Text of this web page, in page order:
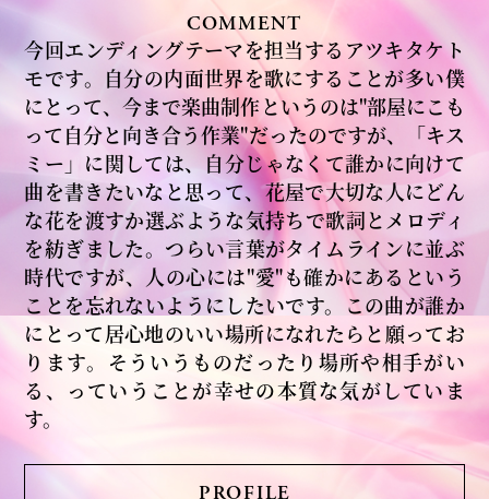
COMMENT
今回エンディングテーマを担当するアツキタケト
モです。自分の内面世界を歌にすることが多い僕
にとって、今まで楽曲制作というのは"部屋にこも
って自分と向き合う作業"だったのですが、「キス
ミー」に関しては、自分じゃなくて誰かに向けて
曲を書きたいなと思って、花屋で大切な人にどん
な花を渡すか選ぶような気持ちで歌詞とメロディ
を紡ぎました。つらい言葉がタイムラインに並ぶ
時代ですが、人の心には"愛"も確かにあるという
ことを忘れないようにしたいです。この曲が誰か
にとって居心地のいい場所になれたらと願ってお
ります。そういうものだったり場所や相手がい
る、っていうことが幸せの本質な気がしていま
す。
PROFILE